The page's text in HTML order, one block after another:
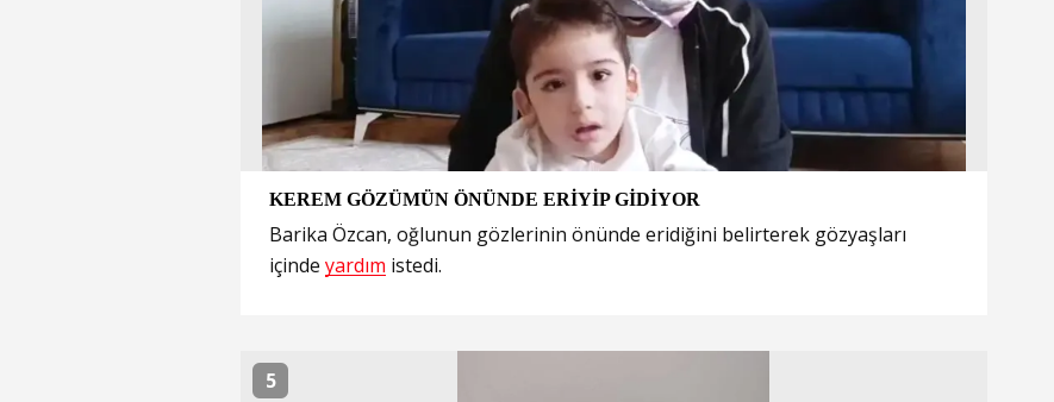
KEREM GÖZÜMÜN ÖNÜNDE ERİYİP GİDİYOR
Barika Özcan, oğlunun gözlerinin önünde eridiğini belirterek gözyaşları
içinde yardım istedi.
5